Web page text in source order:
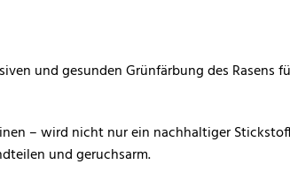
und gesunden Grünfärbung des Rasens
– wird nicht nur ein nachhaltiger
und geruchsarm.